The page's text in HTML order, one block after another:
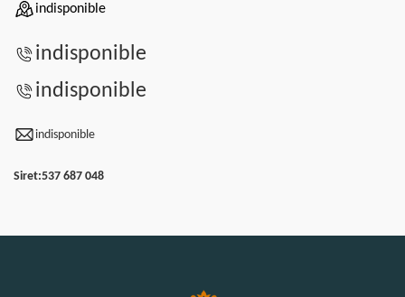
indisponible
indisponible
indisponible
indisponible
Siret:537 687 048